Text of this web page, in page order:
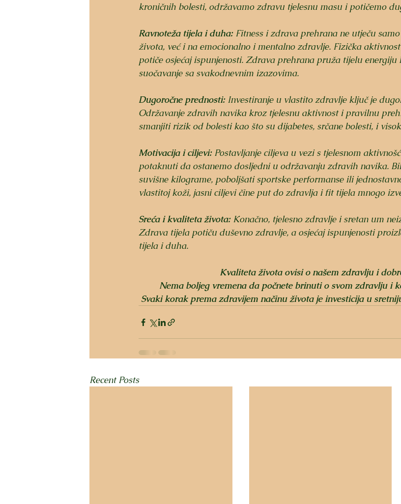
kroničnih bolesti, održavamo zdravu tjelesnu masu i potičemo
Ravnoteža tijela i duha: Fitness i zdrava prehrana ne utječu
života, već i na emocionalno i mentalno zdravlje. Fizička
potiče osjećaj ispunjenosti. Zdrava prehrana pruža tijelu energiju
suočavanje sa svakodnevnim izazovima.
Dugoročne prednosti: Investiranje u vlastito zdravlje ključ je
Održavanje zdravih navika kroz tjelesnu aktivnost i pravilnu
smanjiti rizik od bolesti kao što su dijabetes, srčane bolesti, i
Motivacija i ciljevi: Postavljanje ciljeva u vezi s tjelesnom
potaknuti da ostanemo dosljedni u održavanju zdravih navika.
suvišne kilograme, poboljšati sportske performanse ili
vlastitoj koži, jasni ciljevi čine put do zdravlja i fit tijela mnogo
Sreća i kvaliteta života: Konačno, tjelesno zdravlje i sretan um
Zdrava tijela potiču duševno zdravlje, a osjećaj ispunjenosti
tijela i duha.
Kvaliteta života ovisi o našem zdravlju i
Nema boljeg vremena da počnete brinuti o svom zdravlju i
Svaki korak prema zdravijem načinu života je investicija u
Recent Posts